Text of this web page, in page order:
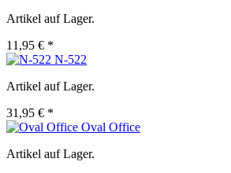
Artikel auf Lager.
11,95 € *
N-522
Artikel auf Lager.
31,95 € *
Oval Office
Artikel auf Lager.